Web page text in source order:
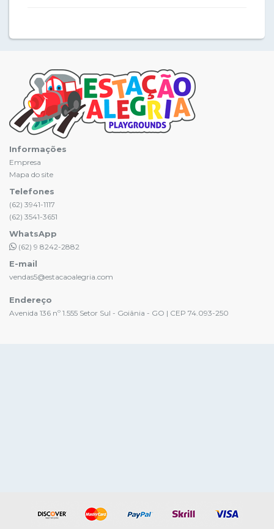
Informações
Empresa
Mapa do site
Telefones
(62) 3941-1117
(62) 3541-3651
WhatsApp
(62) 9 8242-2882
E-mail
vendas5@estacaoalegria.com
Endereço
Avenida 136 nº 1.555 Setor Sul - Goiânia - GO | CEP 74.093-250